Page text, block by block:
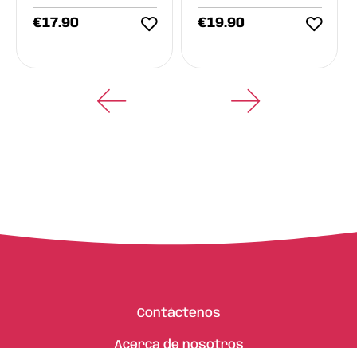
€17.90 €19.90
Contáctenos
Acerca de nosotros